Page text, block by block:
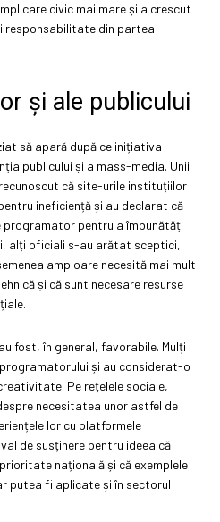
civic mai mare și a crescut
responsabilitate din partea
și ale publicului
să apară după ce inițiativa
publicului și a mass-media. Unii
că site-urile instituțiilor
ineficiență și au declarat că
programator pentru a îmbunătăți
alți oficiali s-au arătat sceptici,
amploare necesită mai mult
și că sunt necesare resurse
fost, în general, favorabile. Mulți
și au considerat-o
Pe rețelele sociale,
necesitatea unor astfel de
lor cu platformele
de susținere pentru ideea că
națională și că exemplele
putea fi aplicate și în sectorul